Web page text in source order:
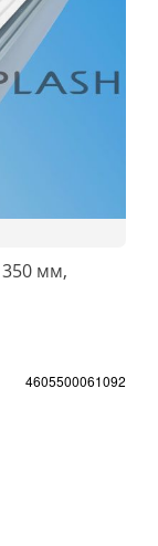
мм,
4605500061092